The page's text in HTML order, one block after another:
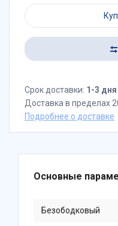
Срок доставки: 1-3 дня
Доставка в пределах
Подробнее о доставке
Основные
Безободковый